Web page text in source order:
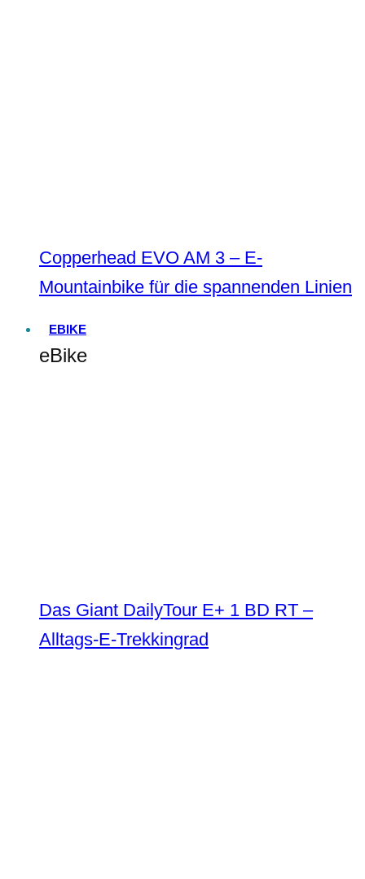
Copperhead EVO AM 3 – E-
Mountainbike für die spannenden Linien
EBIKE
eBike
Das Giant DailyTour E+ 1 BD RT –
Alltags-E-Trekkingrad